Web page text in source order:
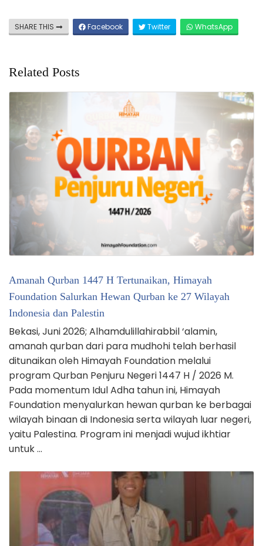
SHARE THIS Facebook Twitter WhatsApp
Related Posts
Amanah Qurban 1447 H Tertunaikan, Himayah
Foundation Salurkan Hewan Qurban ke 27 Wilayah
Indonesia dan Palestin
Bekasi, Juni 2026; Alhamdulillahirabbil ‘alamin,
amanah qurban dari para mudhohi telah berhasil
ditunaikan oleh Himayah Foundation melalui
program Qurban Penjuru Negeri 1447 H / 2026 M.
Pada momentum Idul Adha tahun ini, Himayah
Foundation menyalurkan hewan qurban ke berbagai
wilayah binaan di Indonesia serta wilayah luar negeri,
yaitu Palestina. Program ini menjadi wujud ikhtiar
untuk …